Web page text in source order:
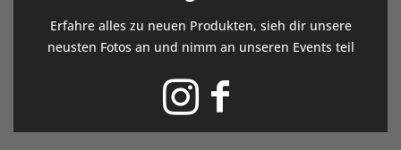
Erfahre alles zu neuen Produkten, sieh dir unsere
neusten Fotos an und nimm an unseren Events teil